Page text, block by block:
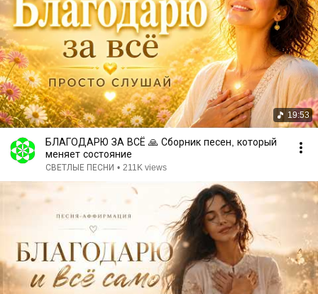
19:53
БЛАГОДАРЮ ЗА ВСЁ 🙏 Сборник песен, который
меняет состояние
СВЕТЛЫЕ ПЕСНИ • 211K views